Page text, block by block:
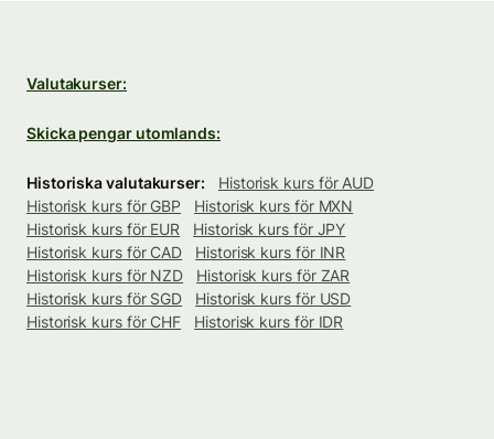
Valutakurser:
Skicka pengar utomlands:
Historiska valutakurser:
Historisk kurs för AUD
Historisk kurs för GBP
Historisk kurs för MXN
Historisk kurs för EUR
Historisk kurs för JPY
Historisk kurs för CAD
Historisk kurs för INR
Historisk kurs för NZD
Historisk kurs för ZAR
Historisk kurs för SGD
Historisk kurs för USD
Historisk kurs för CHF
Historisk kurs för IDR